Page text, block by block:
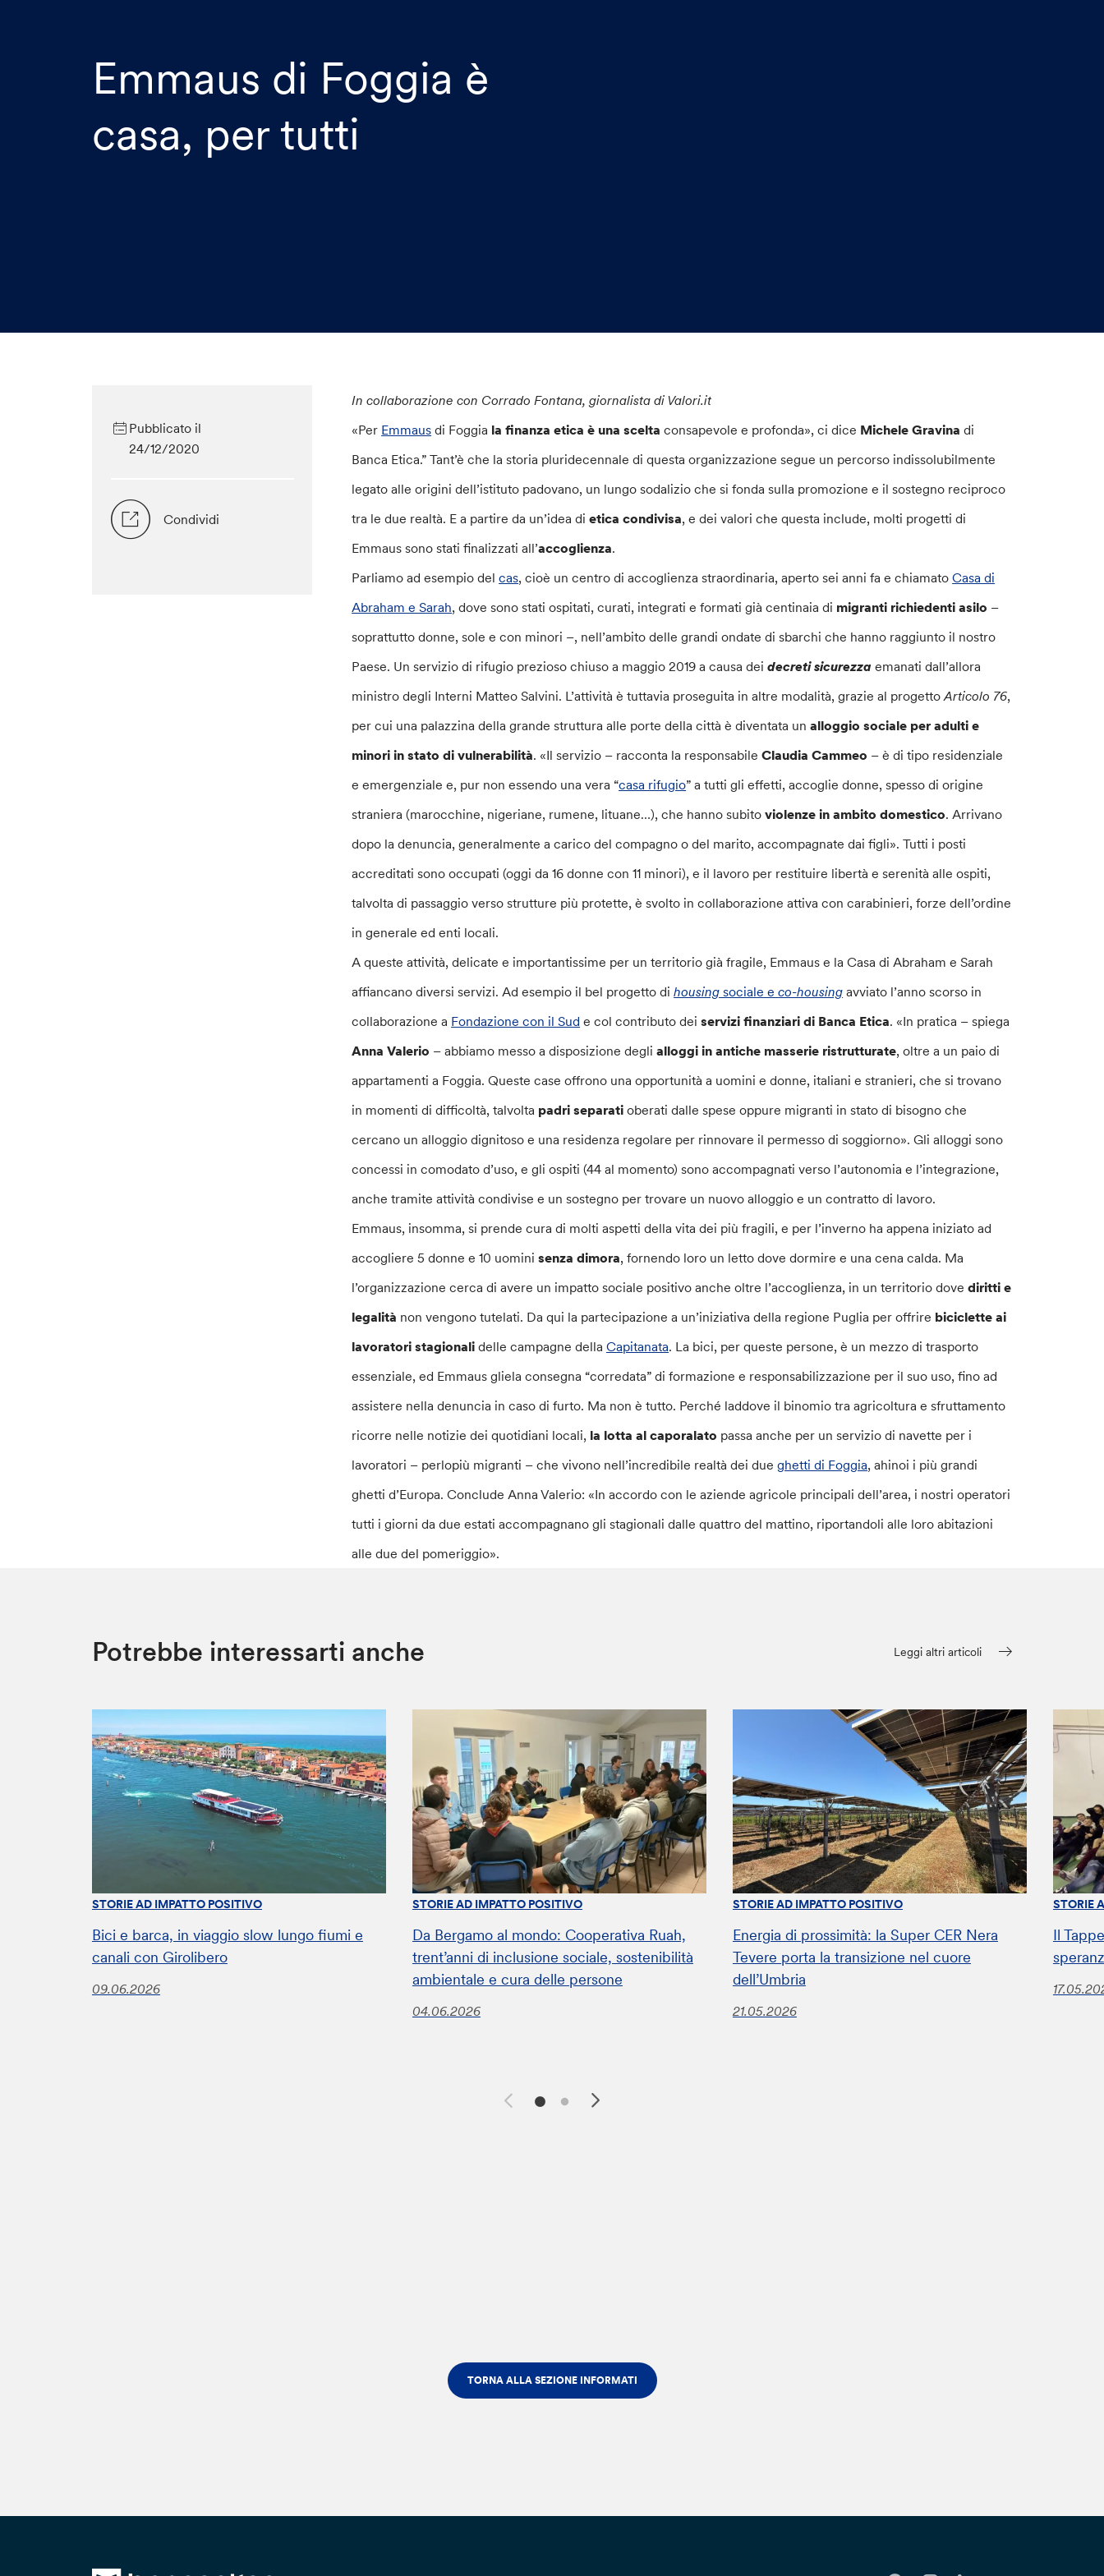
Emmaus di Foggia è
casa, per tutti
Pubblicato il
24/12/2020
Condividi
In collaborazione con Corrado Fontana, giornalista di Valori.it
«Per Emmaus di Foggia la finanza etica è una scelta consapevole e profonda», ci dice Michele Gravinadi
Banca Etica.” Tant’è che la storia pluridecennale di questa organizzazione segue un percorso indissolubilmente
legato alle origini dell’istituto padovano, un lungo sodalizio che si fonda sulla promozione e il sostegno reciproco
tra le due realtà. E a partire da un’idea dietica condivisa, e dei valori che questa include, molti progetti di
Emmaus sono stati finalizzati all’accoglienza.
Parliamo ad esempio delcas, cioè un centro di accoglienza straordinaria, aperto sei anni fa e chiamatoCasa di
Abraham e Sarah, dove sono stati ospitati, curati, integrati e formati già centinaia di migranti richiedenti asilo –
soprattutto donne, sole e con minori –, nell’ambito delle grandi ondate di sbarchi che hanno raggiunto il nostro
Paese. Un servizio di rifugio prezioso chiuso a maggio 2019 a causa deidecreti sicurezzaemanati dall’allora
ministro degli Interni Matteo Salvini. L’attività è tuttavia proseguita in altre modalità, grazie al progettoArticolo 76,
per cui una palazzina della grande struttura alle porte della città è diventata unalloggio sociale per adulti e
minori in stato di vulnerabilità. «Il servizio – racconta la responsabileClaudia Cammeo – è di tipo residenziale
e emergenziale e, pur non essendo una vera “casa rifugio” a tutti gli effetti, accoglie donne, spesso di origine
straniera (marocchine, nigeriane, rumene, lituane…), che hanno subitoviolenze in ambito domestico. Arrivano
dopo la denuncia, generalmente a carico del compagno o del marito, accompagnate dai figli». Tutti i posti
accreditati sono occupati (oggi da 16 donne con 11 minori), e il lavoro per restituire libertà e serenità alle ospiti,
talvolta di passaggio verso strutture più protette, è svolto in collaborazione attiva con carabinieri, forze dell’ordine
in generale ed enti locali.
A queste attività, delicate e importantissime per un territorio già fragile, Emmaus e la Casa di Abraham e Sarah
affiancano diversi servizi. Ad esempio il bel progetto dihousing sociale eco-housing avviato l’anno scorso in
collaborazione a Fondazione con il Sud e col contributo deiservizi finanziari di Banca Etica. «In pratica – spiega
Anna Valerio – abbiamo messo a disposizione deglialloggi in antiche masserie ristrutturate, oltre a un paio di
appartamenti a Foggia. Queste case offrono una opportunità a uomini e donne, italiani e stranieri, che si trovano
in momenti di difficoltà, talvolta padri separatioberati dalle spese oppure migranti in stato di bisogno che
cercano un alloggio dignitoso e una residenza regolare per rinnovare il permesso di soggiorno». Gli alloggi sono
concessi in comodato d’uso, e gli ospiti (44 al momento) sono accompagnati verso l’autonomia e l’integrazione,
anche tramite attività condivise e un sostegno per trovare un nuovo alloggio e un contratto di lavoro.
Emmaus, insomma, si prende cura di molti aspetti della vita dei più fragili, e per l’inverno ha appena iniziato ad
accogliere 5 donne e 10 uominisenza dimora, fornendo loro un letto dove dormire e una cena calda. Ma
l’organizzazione cerca di avere un impatto sociale positivo anche oltre l’accoglienza, in un territorio dovediritti e
legalità non vengono tutelati. Da qui la partecipazione a un’iniziativa della regione Puglia per offrire biciclette ai
lavoratori stagionalidelle campagne dellaCapitanata. La bici, per queste persone, è un mezzo di trasporto
essenziale, ed Emmaus gliela consegna “corredata” di formazione e responsabilizzazione per il suo uso, fino ad
assistere nella denuncia in caso di furto. Ma non è tutto. Perché laddove il binomio tra agricoltura e sfruttamento
ricorre nelle notizie dei quotidiani locali, la lotta al caporalato passa anche per un servizio di navette per i
lavoratori – perlopiù migranti – che vivono nell’incredibile realtà dei dueghetti di Foggia, ahinoi i più grandi
ghetti d’Europa. Conclude Anna Valerio: «In accordo con le aziende agricole principali dell’area, i nostri operatori
tutti i giorni da due estati accompagnano gli stagionali dalle quattro del mattino, riportandoli alle loro abitazioni
alle due del pomeriggio».
Potrebbe interessarti anche Leggi altri articoli
STORIE AD IMPATTO POSITIVO
Bici e barca, in viaggio slow lungo fiumi e
canali con Girolibero
09.06.2026
STORIE AD IMPATTO POSITIVO
Da Bergamo al mondo: Cooperativa Ruah,
trent’anni di inclusione sociale, sostenibilità
ambientale e cura delle persone
04.06.2026
STORIE AD IMPATTO POSITIVO
Energia di prossimità: la Super CER Nera
Tevere porta la transizione nel cuore
dell’Umbria
21.05.2026
STORIE
Il
TORNA ALLA SEZIONE INFORMATI